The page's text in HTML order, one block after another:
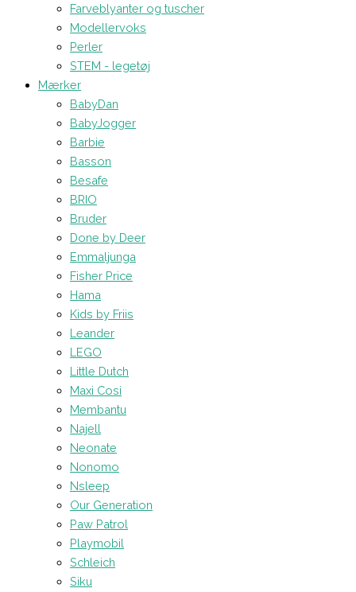
Farveblyanter og tuscher
Modellervoks
Perler
STEM - legetøj
Mærker
BabyDan
BabyJogger
Barbie
Basson
Besafe
BRIO
Bruder
Done by Deer
Emmaljunga
Fisher Price
Hama
Kids by Friis
Leander
LEGO
Little Dutch
Maxi Cosi
Membantu
Najell
Neonate
Nonomo
Nsleep
Our Generation
Paw Patrol
Playmobil
Schleich
Siku